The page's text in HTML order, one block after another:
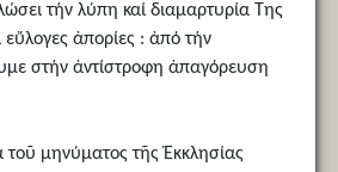
τήν λύπη καί διαμαρτυρία Της
ἀπορίες : ἀπό τήν
στήν ἀντίστροφη ἀπαγόρευση
μηνύματος τῆς Ἐκκλησίας